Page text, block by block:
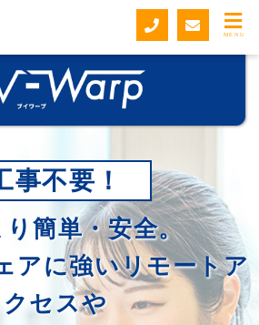
MENU
事不要！
簡単・安全。
アに強いリモートア
クセスや